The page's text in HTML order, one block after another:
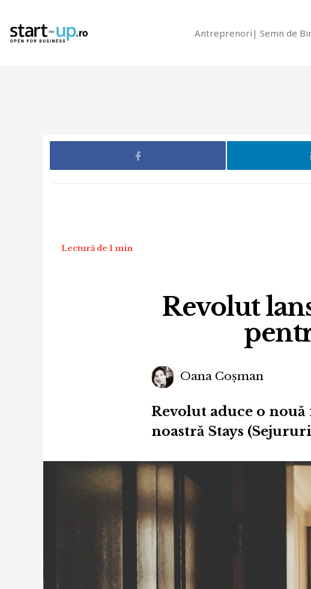
Antreprenori Semn de
Lectură de 1 min
Revolut
Oana Coșman
Revolut aduce o
noastră Stays